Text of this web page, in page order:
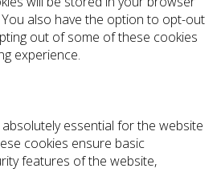
also have the option to opt-out
out of some of these cookies
experience.
essential for the website
cookies ensure basic
features of the website,